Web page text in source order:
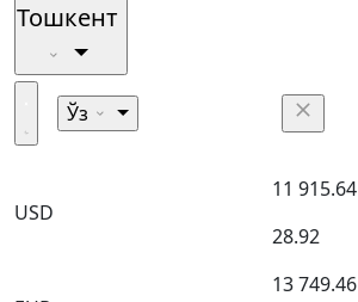
Тошкент
Ўз
USD
11 915.64
28.92
13 749.46